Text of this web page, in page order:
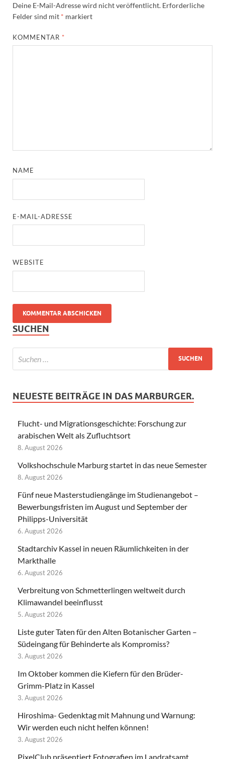
Deine E-Mail-Adresse wird nicht veröffentlicht. Erforderliche
Felder sind mit * markiert
KOMMENTAR *
NAME
E-MAIL-ADRESSE
WEBSITE
SUCHEN
NEUESTE BEITRÄGE IN DAS MARBURGER.
Flucht- und Migrationsgeschichte: Forschung zur
arabischen Welt als Zufluchtsort
8. August 2026
Volkshochschule Marburg startet in das neue Semester
8. August 2026
Fünf neue Masterstudiengänge im Studienangebot –
Bewerbungsfristen im August und September der
Philipps-Universität
6. August 2026
Stadtarchiv Kassel in neuen Räumlichkeiten in der
Markthalle
6. August 2026
Verbreitung von Schmetterlingen weltweit durch
Klimawandel beeinflusst
5. August 2026
Liste guter Taten für den Alten Botanischer Garten –
Südeingang für Behinderte als Kompromiss?
3. August 2026
Im Oktober kommen die Kiefern für den Brüder-
Grimm-Platz in Kassel
3. August 2026
Hiroshima- Gedenktag mit Mahnung und Warnung:
Wir werden euch nicht helfen können!
3. August 2026
PixelClub präsentiert Fotografien im Landratsamt